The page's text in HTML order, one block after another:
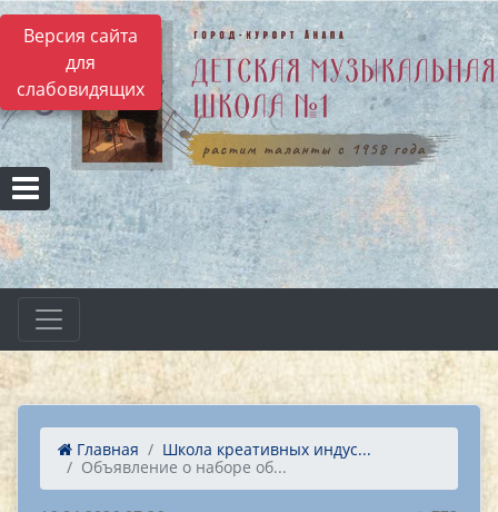
Версия сайта
для
слабовидящих
Главная
Школа креативных индус...
Объявление о наборе об...